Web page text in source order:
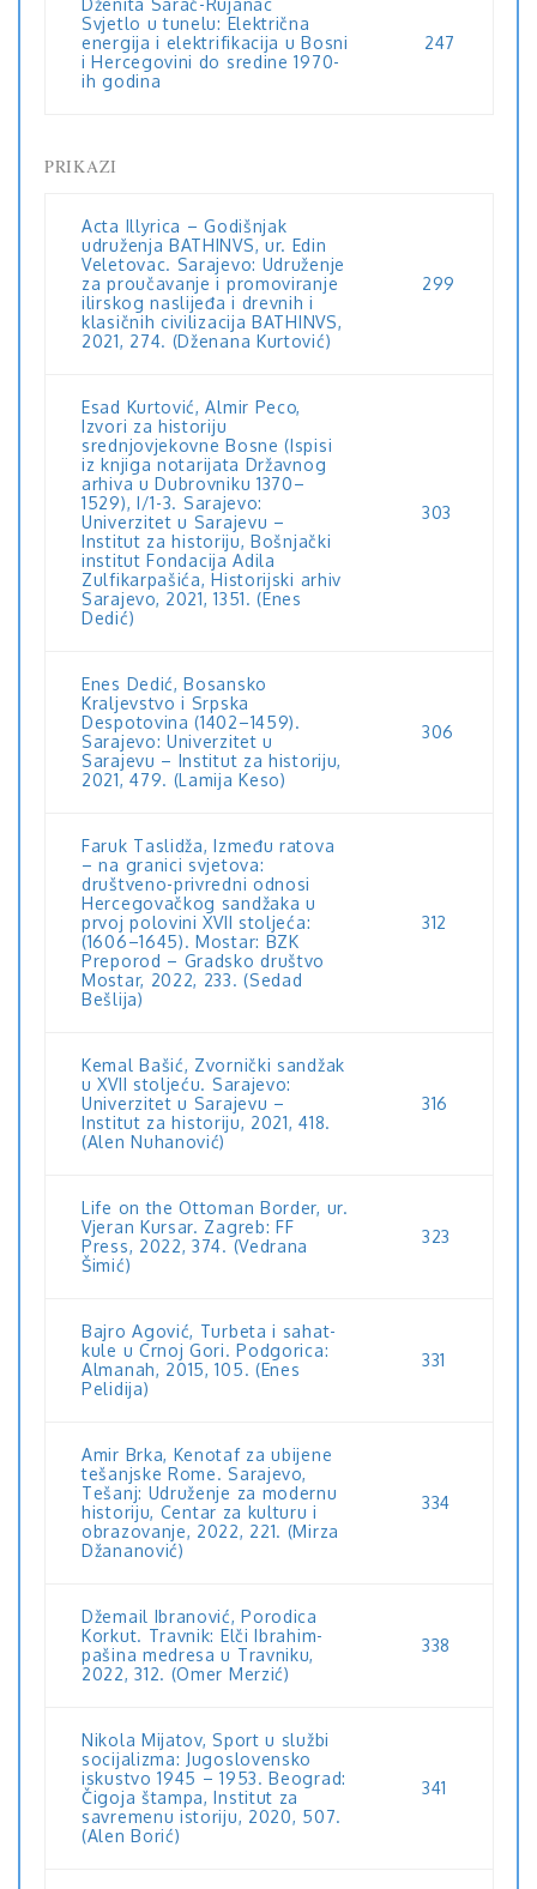
Dženita Sarač-Rujanac
Svjetlo u tunelu: Električna
energija i elektrifikacija u Bosni
i Hercegovini do sredine 1970-
ih godina
247
PRIKAZI
Acta Illyrica – Godišnjak
udruženja BATHINVS, ur. Edin
Veletovac. Sarajevo: Udruženje
za proučavanje i promoviranje
ilirskog naslijeđa i drevnih i
klasičnih civilizacija BATHINVS,
2021, 274. (Dženana Kurtović)
299
Esad Kurtović, Almir Peco,
Izvori za historiju
srednjovjekovne Bosne (Ispisi
iz knjiga notarijata Državnog
arhiva u Dubrovniku 1370–
1529), I/1-3. Sarajevo:
Univerzitet u Sarajevu –
Institut za historiju, Bošnjački
institut Fondacija Adila
Zulfikarpašića, Historijski arhiv
Sarajevo, 2021, 1351. (Enes
Dedić)
303
Enes Dedić, Bosansko
Kraljevstvo i Srpska
Despotovina (1402–1459).
Sarajevo: Univerzitet u
Sarajevu – Institut za historiju,
2021, 479. (Lamija Keso)
306
Faruk Taslidža, Između ratova
– na granici svjetova:
društveno-privredni odnosi
Hercegovačkog sandžaka u
prvoj polovini XVII stoljeća:
(1606–1645). Mostar: BZK
Preporod – Gradsko društvo
Mostar, 2022, 233. (Sedad
Bešlija)
312
Kemal Bašić, Zvornički sandžak
u XVII stoljeću. Sarajevo:
Univerzitet u Sarajevu –
Institut za historiju, 2021, 418.
(Alen Nuhanović)
316
Life on the Ottoman Border, ur.
Vjeran Kursar. Zagreb: FF
Press, 2022, 374. (Vedrana
Šimić)
323
Bajro Agović, Turbeta i sahat-
kule u Crnoj Gori. Podgorica:
Almanah, 2015, 105. (Enes
Pelidija)
331
Amir Brka, Kenotaf za ubijene
tešanjske Rome. Sarajevo,
Tešanj: Udruženje za modernu
historiju, Centar za kulturu i
obrazovanje, 2022, 221. (Mirza
Džananović)
334
Džemail Ibranović, Porodica
Korkut. Travnik: Elči Ibrahim-
pašina medresa u Travniku,
2022, 312. (Omer Merzić)
338
Nikola Mijatov, Sport u službi
socijalizma: Jugoslovensko
iskustvo 1945 – 1953. Beograd:
Čigoja štampa, Institut za
savremenu istoriju, 2020, 507.
(Alen Borić)
341